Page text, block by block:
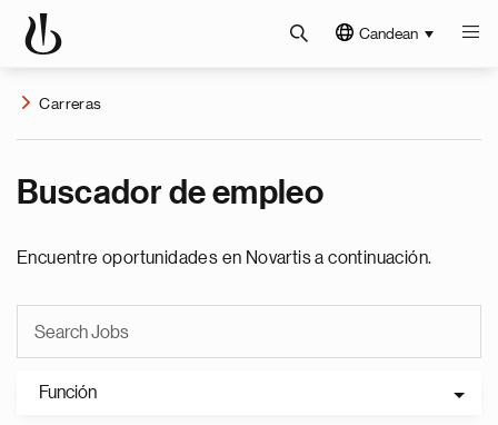
Candean
Carreras
Buscador de empleo
Encuentre oportunidades en Novartis a continuación.
Función